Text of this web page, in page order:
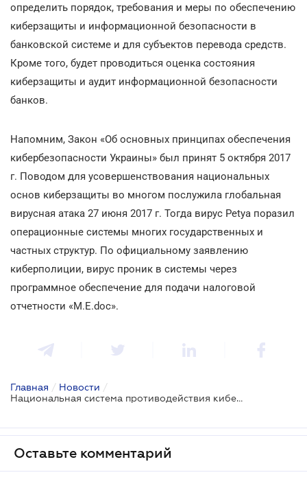
определить порядок, требования и меры по обеспечению
киберзащиты и информационной безопасности в
банковской системе и для субъектов перевода средств.
Кроме того, будет проводиться оценка состояния
киберзащиты и аудит информационной безопасности
банков.
Напомним, Закон «Об основных принципах обеспечения
кибербезопасности Украины» был принят 5 октября 2017
г. Поводом для усовершенствования национальных
основ киберзащиты во многом послужила глобальная
вирусная атака 27 июня 2017 г. Тогда вирус Petya поразил
операционные системы многих государственных и
частных структур. По официальному заявлению
киберполиции, вирус проник в системы через
программное обеспечение для подачи налоговой
отчетности «M.E.doc».
Главная / Новости /
Национальная система противодействия киберугрозам будет строиться по-новому
Оставьте комментарий